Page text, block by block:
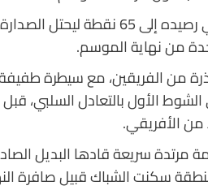
بهذا الانتصار، رفع
من نهاية الموسم.
من الفريقين، مع سيطرة
الأول بالتعادل السلبي،
الأفريقي.
سريعة قادها البديل
سكنت الشباك قبيل صافرة